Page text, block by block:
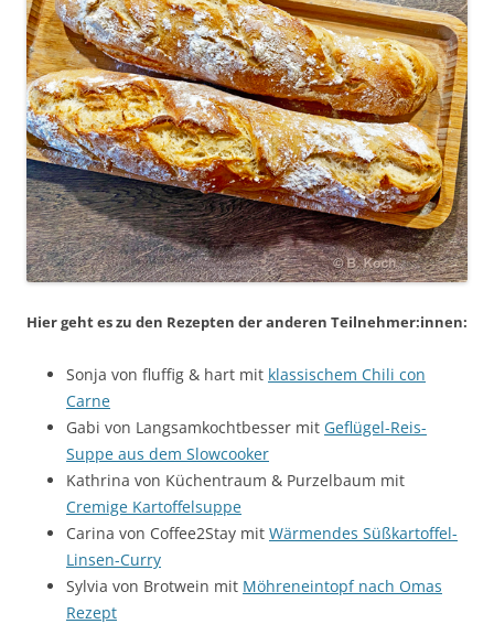
Hier geht es zu den Rezepten der anderen Teilnehmer:innen:
Sonja von fluffig & hart mit klassischem Chili con
Carne
Gabi von Langsamkochtbesser mit Geflügel-Reis-
Suppe aus dem Slowcooker
Kathrina von Küchentraum & Purzelbaum mit
Cremige Kartoffelsuppe
Carina von Coffee2Stay mit Wärmendes Süßkartoffel-
Linsen-Curry
Sylvia von Brotwein mit Möhreneintopf nach Omas
Rezept